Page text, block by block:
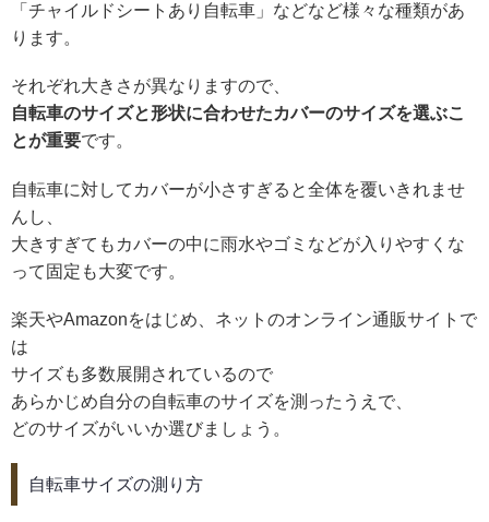
「チャイルドシートあり自転車」などなど様々な種類があ
ります。
それぞれ大きさが異なりますので、
自転車のサイズと形状に合わせたカバーのサイズを選ぶこ
とが重要です。
自転車に対してカバーが小さすぎると全体を覆いきれませ
んし、
大きすぎてもカバーの中に雨水やゴミなどが入りやすくな
って固定も大変です。
楽天やAmazonをはじめ、ネットのオンライン通販サイトで
は
サイズも多数展開されているので
あらかじめ自分の自転車のサイズを測ったうえで、
どのサイズがいいか選びましょう。
自転車サイズの測り方